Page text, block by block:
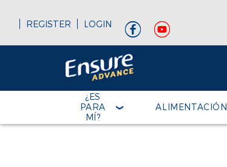
REGISTER LOGIN
¿ES
PARA
MÍ?
ALIMENTACIÓN